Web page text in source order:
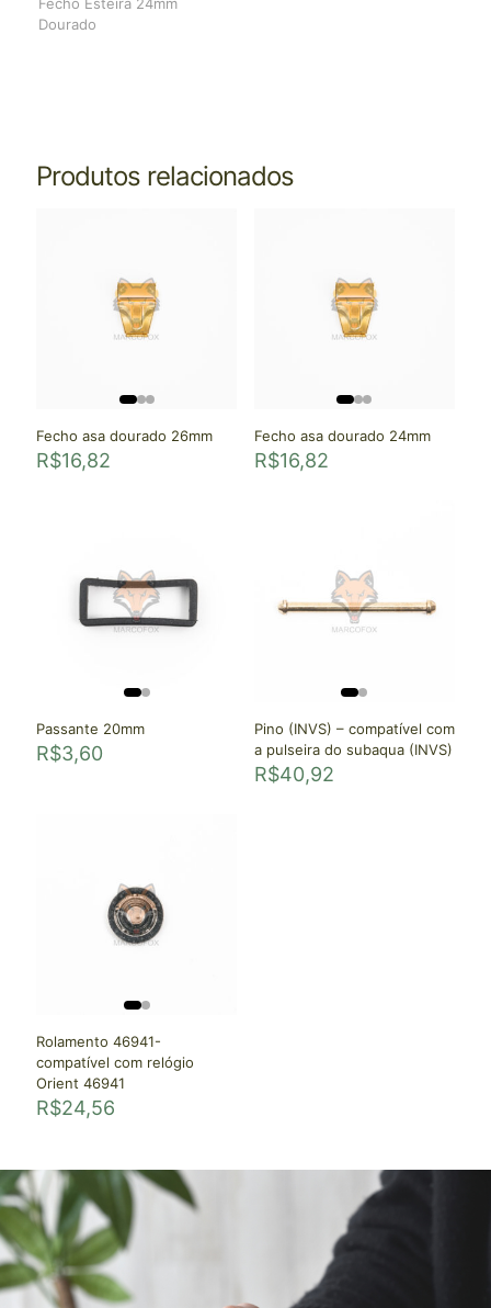
Dourado
Produtos relacionados
Fecho asa dourado 26mm
R$16,82
Fecho asa dourado 24mm
R$16,82
Passante 20mm
R$3,60
Pino (INVS) – compatível com
a pulseira do subaqua (INVS)
R$40,92
Rolamento 46941-
compatível com relógio
Orient 46941
R$24,56